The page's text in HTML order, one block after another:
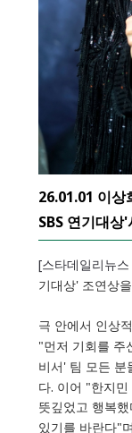
26.01.01 이
SBS 연기대
[스타데일리뉴
기대상' 조연상
극 안에서 인상
"먼저 기회를 주
비서' 팀 모든 분
다. 이어 "한지
뜻깊었고 행복
있기를 바란다"